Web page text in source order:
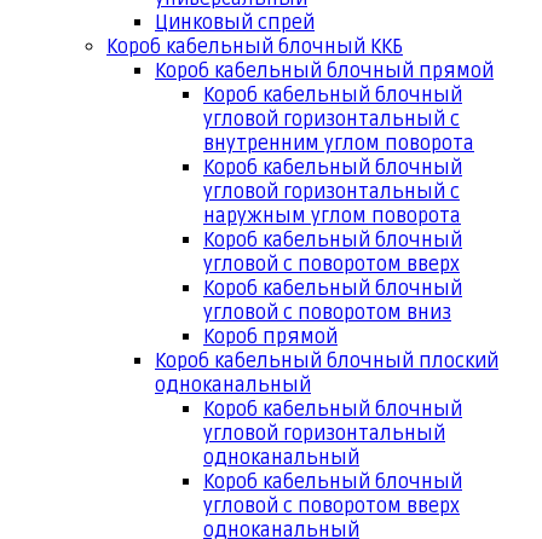
Цинковый спрей
Короб кабельный блочный ККБ
Короб кабельный блочный прямой
Короб кабельный блочный
угловой горизонтальный с
внутренним углом поворота
Короб кабельный блочный
угловой горизонтальный с
наружным углом поворота
Короб кабельный блочный
угловой с поворотом вверх
Короб кабельный блочный
угловой с поворотом вниз
Короб прямой
Короб кабельный блочный плоский
одноканальный
Короб кабельный блочный
угловой горизонтальный
одноканальный
Короб кабельный блочный
угловой с поворотом вверх
одноканальный